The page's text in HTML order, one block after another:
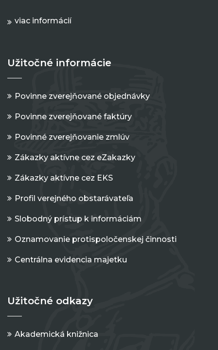
viac informácií
Užitočné informácie
Povinne zverejňované objednávky
Povinne zverejňované faktúry
Povinné zverejňovanie zmlúv
Zákazky aktívne cez eZakazky
Zákazky aktívne cez EKS
Profil verejného obstarávateľa
Slobodný prístup k informáciám
Oznamovanie protispoločenskej činnosti
Centrálna evidencia majetku
Užitočné odkazy
Akademická knižnica